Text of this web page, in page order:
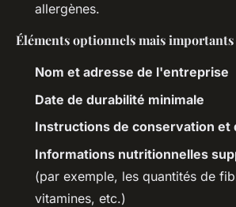
allergènes.
Éléments optionnels mais importants
Nom et adresse de l'entreprise
Date de durabilité minimale
Instructions de conservation et
Informations nutritionnelles
(par exemple, les quantités de
vitamines, etc.)